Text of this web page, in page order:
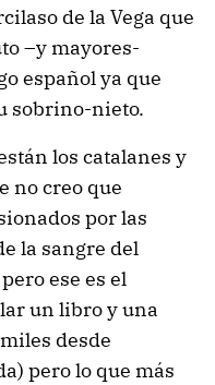
de la Vega que
–y mayores-
español ya que
sobrino-nieto.
los catalanes y
no creo que
por las
la sangre del
ese es el
un libro y una
desde
pero lo que más